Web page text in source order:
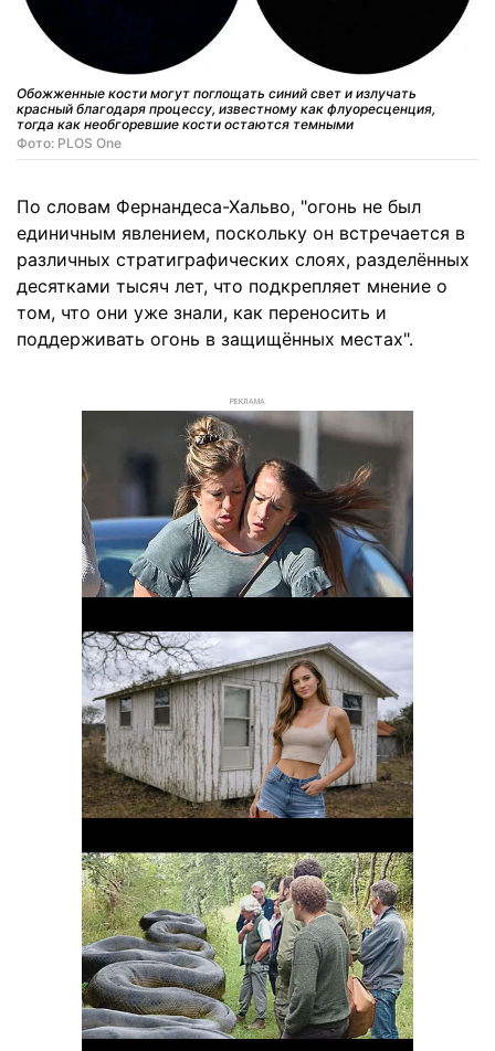
Обожженные кости могут поглощать синий свет и излучать
красный благодаря процессу, известному как флуоресценция,
тогда как необгоревшие кости остаются темными
Фото: PLOS One
По словам Фернандеса-Хальво, "огонь не был
единичным явлением, поскольку он встречается в
различных стратиграфических слоях, разделённых
десятками тысяч лет, что подкрепляет мнение о
том, что они уже знали, как переносить и
поддерживать огонь в защищённых местах".
РЕКЛАМА